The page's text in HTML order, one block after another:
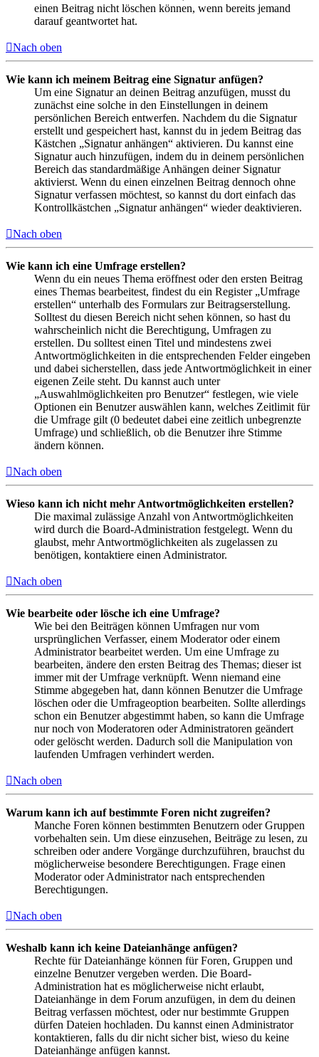
einen Beitrag nicht löschen können, wenn bereits jemand
darauf geantwortet hat.
Nach oben
Wie kann ich meinem Beitrag eine Signatur anfügen?
Um eine Signatur an deinen Beitrag anzufügen, musst du
zunächst eine solche in den Einstellungen in deinem
persönlichen Bereich entwerfen. Nachdem du die Signatur
erstellt und gespeichert hast, kannst du in jedem Beitrag das
Kästchen „Signatur anhängen“ aktivieren. Du kannst eine
Signatur auch hinzufügen, indem du in deinem persönlichen
Bereich das standardmäßige Anhängen deiner Signatur
aktivierst. Wenn du einen einzelnen Beitrag dennoch ohne
Signatur verfassen möchtest, so kannst du dort einfach das
Kontrollkästchen „Signatur anhängen“ wieder deaktivieren.
Nach oben
Wie kann ich eine Umfrage erstellen?
Wenn du ein neues Thema eröffnest oder den ersten Beitrag
eines Themas bearbeitest, findest du ein Register „Umfrage
erstellen“ unterhalb des Formulars zur Beitragserstellung.
Solltest du diesen Bereich nicht sehen können, so hast du
wahrscheinlich nicht die Berechtigung, Umfragen zu
erstellen. Du solltest einen Titel und mindestens zwei
Antwortmöglichkeiten in die entsprechenden Felder eingeben
und dabei sicherstellen, dass jede Antwortmöglichkeit in einer
eigenen Zeile steht. Du kannst auch unter
„Auswahlmöglichkeiten pro Benutzer“ festlegen, wie viele
Optionen ein Benutzer auswählen kann, welches Zeitlimit für
die Umfrage gilt (0 bedeutet dabei eine zeitlich unbegrenzte
Umfrage) und schließlich, ob die Benutzer ihre Stimme
ändern können.
Nach oben
Wieso kann ich nicht mehr Antwortmöglichkeiten erstellen?
Die maximal zulässige Anzahl von Antwortmöglichkeiten
wird durch die Board-Administration festgelegt. Wenn du
glaubst, mehr Antwortmöglichkeiten als zugelassen zu
benötigen, kontaktiere einen Administrator.
Nach oben
Wie bearbeite oder lösche ich eine Umfrage?
Wie bei den Beiträgen können Umfragen nur vom
ursprünglichen Verfasser, einem Moderator oder einem
Administrator bearbeitet werden. Um eine Umfrage zu
bearbeiten, ändere den ersten Beitrag des Themas; dieser ist
immer mit der Umfrage verknüpft. Wenn niemand eine
Stimme abgegeben hat, dann können Benutzer die Umfrage
löschen oder die Umfrageoption bearbeiten. Sollte allerdings
schon ein Benutzer abgestimmt haben, so kann die Umfrage
nur noch von Moderatoren oder Administratoren geändert
oder gelöscht werden. Dadurch soll die Manipulation von
laufenden Umfragen verhindert werden.
Nach oben
Warum kann ich auf bestimmte Foren nicht zugreifen?
Manche Foren können bestimmten Benutzern oder Gruppen
vorbehalten sein. Um diese einzusehen, Beiträge zu lesen, zu
schreiben oder andere Vorgänge durchzuführen, brauchst du
möglicherweise besondere Berechtigungen. Frage einen
Moderator oder Administrator nach entsprechenden
Berechtigungen.
Nach oben
Weshalb kann ich keine Dateianhänge anfügen?
Rechte für Dateianhänge können für Foren, Gruppen und
einzelne Benutzer vergeben werden. Die Board-
Administration hat es möglicherweise nicht erlaubt,
Dateianhänge in dem Forum anzufügen, in dem du deinen
Beitrag verfassen möchtest, oder nur bestimmte Gruppen
dürfen Dateien hochladen. Du kannst einen Administrator
kontaktieren, falls du dir nicht sicher bist, wieso du keine
Dateianhänge anfügen kannst.